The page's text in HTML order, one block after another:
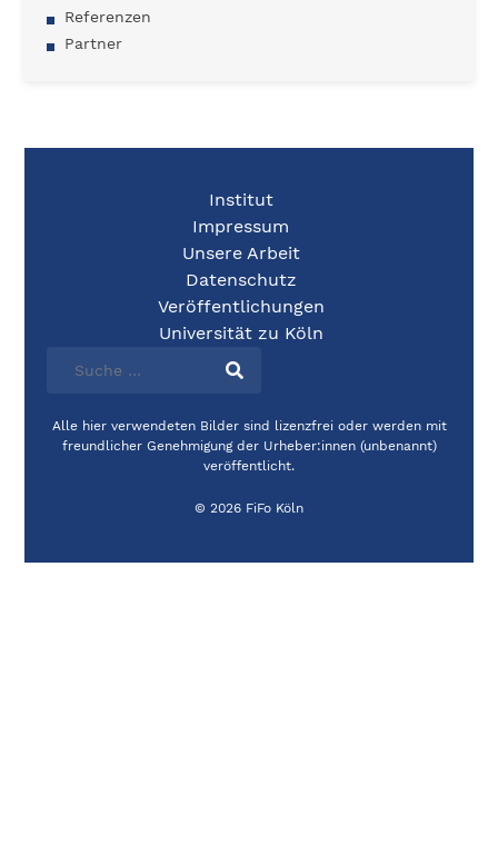
Referenzen
Partner
Institut
Impressum
Unsere Arbeit
Datenschutz
Veröffentlichungen
Universität zu Köln
Alle hier verwendeten Bilder sind lizenzfrei oder werden mit
freundlicher Genehmigung der Urheber:innen (unbenannt)
veröffentlicht.
© 2026 FiFo Köln